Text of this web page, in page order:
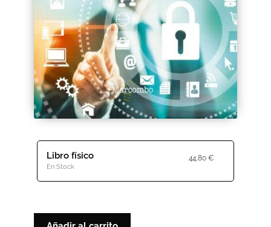
Categorías
Checkout
CONDICIONES DE COMPRA
Contenido gratuito
Distribuidores
Libro físico 44,80 €
En Stock